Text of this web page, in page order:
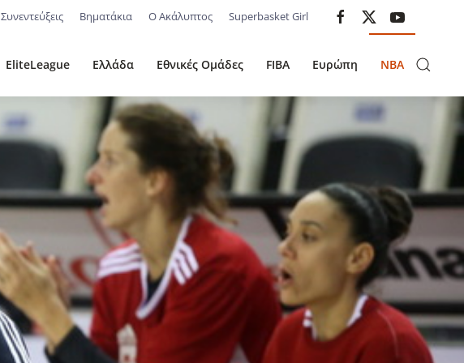
Συνεντεύξεις Βηματάκια Ο Ακάλυπτος Superbasket Girl
EliteLeague Ελλάδα Εθνικές Ομάδες FIBA Ευρώπη NBA